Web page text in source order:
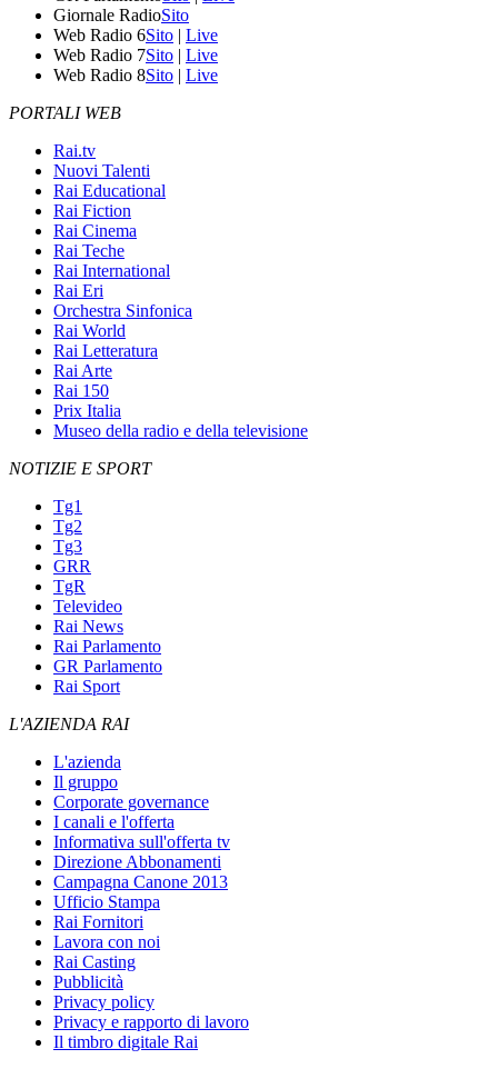
Giornale RadioSito
Web Radio 6Sito | Live
Web Radio 7Sito | Live
Web Radio 8Sito | Live
PORTALI WEB
Rai.tv
Nuovi Talenti
Rai Educational
Rai Fiction
Rai Cinema
Rai Teche
Rai International
Rai Eri
Orchestra Sinfonica
Rai World
Rai Letteratura
Rai Arte
Rai 150
Prix Italia
Museo della radio e della televisione
NOTIZIE E SPORT
Tg1
Tg2
Tg3
GRR
TgR
Televideo
Rai News
Rai Parlamento
GR Parlamento
Rai Sport
L'AZIENDA RAI
L'azienda
Il gruppo
Corporate governance
I canali e l'offerta
Informativa sull'offerta tv
Direzione Abbonamenti
Campagna Canone 2013
Ufficio Stampa
Rai Fornitori
Lavora con noi
Rai Casting
Pubblicità
Privacy policy
Privacy e rapporto di lavoro
Il timbro digitale Rai